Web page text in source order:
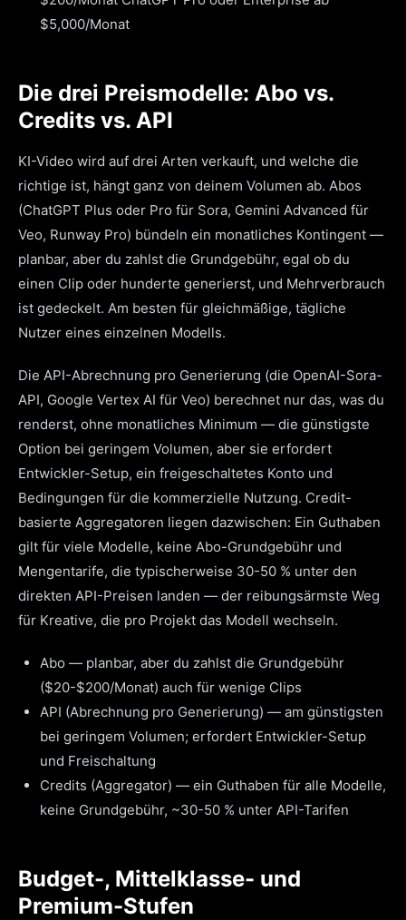
$5,000/Monat
Die drei Preismodelle: Abo vs.
Credits vs. API
KI-Video wird auf drei Arten verkauft, und welche die
richtige ist, hängt ganz von deinem Volumen ab. Abos
(ChatGPT Plus oder Pro für Sora, Gemini Advanced für
Veo, Runway Pro) bündeln ein monatliches Kontingent —
planbar, aber du zahlst die Grundgebühr, egal ob du
einen Clip oder hunderte generierst, und Mehrverbrauch
ist gedeckelt. Am besten für gleichmäßige, tägliche
Nutzer eines einzelnen Modells.
Die API-Abrechnung pro Generierung (die OpenAI-Sora-
API, Google Vertex AI für Veo) berechnet nur das, was du
renderst, ohne monatliches Minimum — die günstigste
Option bei geringem Volumen, aber sie erfordert
Entwickler-Setup, ein freigeschaltetes Konto und
Bedingungen für die kommerzielle Nutzung. Credit-
basierte Aggregatoren liegen dazwischen: Ein Guthaben
gilt für viele Modelle, keine Abo-Grundgebühr und
Mengentarife, die typischerweise 30-50 % unter den
direkten API-Preisen landen — der reibungsärmste Weg
für Kreative, die pro Projekt das Modell wechseln.
Abo — planbar, aber du zahlst die Grundgebühr
($20-$200/Monat) auch für wenige Clips
API (Abrechnung pro Generierung) — am günstigsten
bei geringem Volumen; erfordert Entwickler-Setup
und Freischaltung
Credits (Aggregator) — ein Guthaben für alle Modelle,
keine Grundgebühr, ~30-50 % unter API-Tarifen
Budget-, Mittelklasse- und
Premium-Stufen